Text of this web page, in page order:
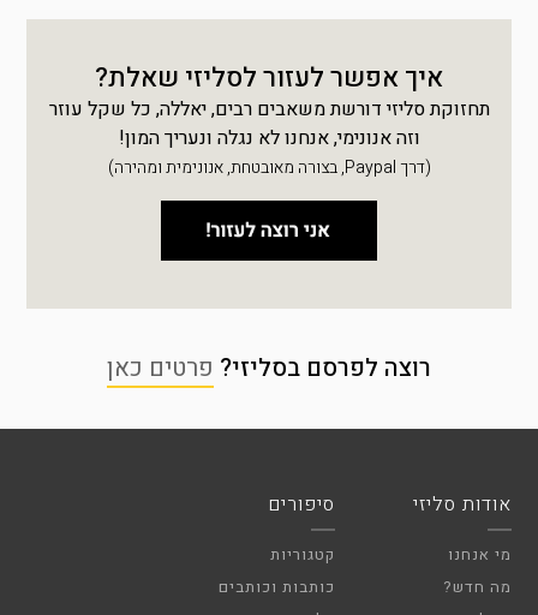
איך אפשר לעזור לסליזי שאלת?
תחזוקת סליזי דורשת משאבים רבים, יאללה, כל שקל עוזר
וזה אנונימי, אנחנו לא נגלה ונעריך המון!
(דרך Paypal, בצורה מאובטחת, אנונימית ומהירה)
רוצה לפרסם בסליזי? פרטים כאן
אודות סליזי
מי אנחנו
מה חדש?
סיפורים
קטגוריות
כותבות וכותבים